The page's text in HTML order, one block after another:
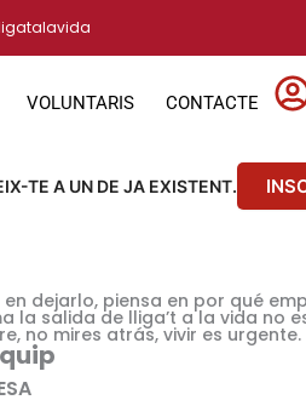
VOLUNTARIS CONTACTE
TE A UN DE JA EXISTENT.
dejarlo, piensa en por qué
la salida de lliga’t a la vida no
no mires atrás, vivir es urgente.